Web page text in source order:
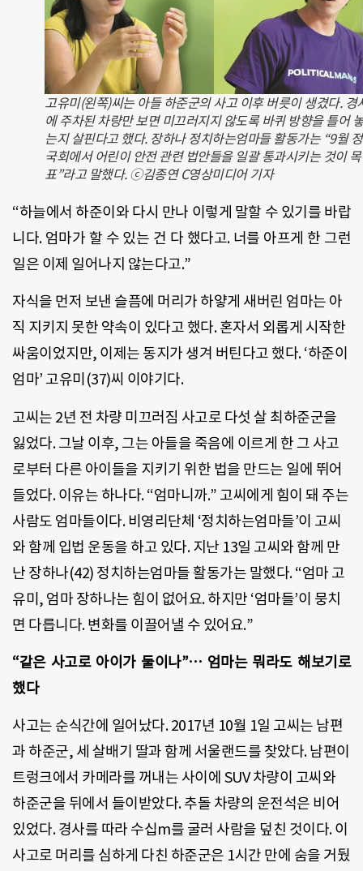
고유미(왼쪽)씨는 아들 하준군의 사고 이후 버릇이 생겼다. 경
에 주차된 차량만 보면 미끄러지지 않도록 바퀴 방향을 틀어
는지 살핀다고 했다. 장하나 정치하는엄마들 활동가는 “9월
국회에서 어린이 안전 관련 법안들을 일괄 통과시키는 것이 목
표”라고 말했다. ⓒ김종연 C영상미디어 기자
“하늘에서 하준이와 다시 만나 이렇게 말할 수 있기를 바랍
니다. 엄마가 할 수 있는 건 다 했다고. 너를 아프게 한 그런
일은 이제 일어나지 않는다고.”
자식을 먼저 보낸 슬픔에 머리가 하얗게 새버린 엄마는 아
직 지키지 못한 약속이 있다고 했다. 혼자서 외롭게 시작한
싸움이었지만, 이제는 동지가 생겨 버틴다고 했다. ‘하준이
엄마’ 고유미(37)씨 이야기다.
고씨는 2년 전 차량 미끄러짐 사고로 다섯 살 최하준군을
잃었다. 그날 이후, 그는 아들을 죽음에 이르게 한 그 사고
로부터 다른 아이들을 지키기 위한 법을 만드는 일에 뛰어
들었다. 이유는 하나다. “엄마니까.” 고씨에게 힘이 돼 주는
사람도 엄마들이다. 비영리단체 ‘정치하는엄마들’이 고씨
와 함께 입법 운동을 하고 있다. 지난 13일 고씨와 함께 만
난 장하나(42) 정치하는엄마들 활동가는 말했다. “엄마 고
유미, 엄마 장하나는 힘이 없어요. 하지만 ‘엄마들’이 뭉치
면 다릅니다. 변화를 이끌어낼 수 있어요.”
“같은 사고로 아이가 둘이나”… 엄마는 뭐라도 해보기로
했다
사고는 순식간에 일어났다. 2017년 10월 1일 고씨는 남편
과 하준군, 세 살배기 딸과 함께 서울랜드를 찾았다. 남편이
트렁크에서 카메라를 꺼내는 사이에 SUV 차량이 고씨와
하준군을 뒤에서 들이받았다. 추돌 차량의 운전석은 비어
있었다. 경사를 따라 수십m를 굴러 사람을 덮친 것이다. 이
사고로 머리를 심하게 다친 하준군은 1시간 만에 숨을 거뒀